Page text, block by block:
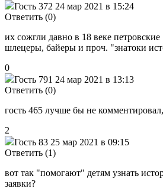
Гость 372 24 мар 2021 в 15:24
Ответить (0)
их сожгли давно в 18 веке
шлецеры, байеры и проч. "знатоки
0
Гость 791 24 мар 2021 в 13:13
Ответить (0)
гость 465 лучше бы не
2
Гость 83 25 мар 2021 в 09:15
Ответить (1)
вот так "помогают" детям узнать
заявки?